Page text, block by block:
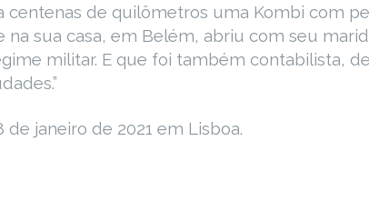
de quilômetros uma Kombi com
na sua casa, em Belém, abriu com seu
militar. E que foi também contabilista,
janeiro de 2021 em Lisboa.